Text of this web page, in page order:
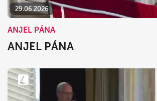
29.06.2026
ANJEL PÁNA
ANJEL PÁNA